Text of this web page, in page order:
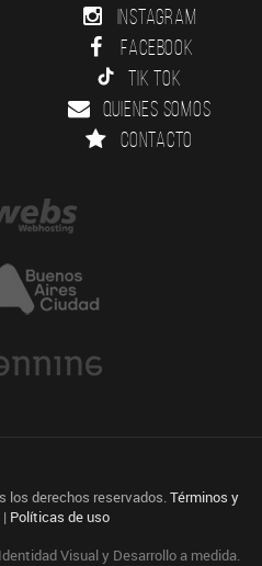
Instagram
Facebook
Tik Tok
Quienes somos
Contacto
los derechos reservados.Términos y
| Políticas de uso
Visual y Desarrollo a medida.